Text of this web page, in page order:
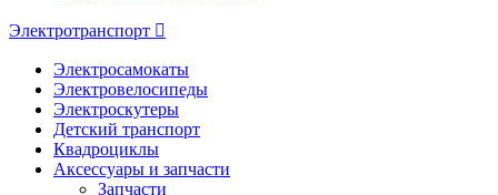
Электротранспорт
Электросамокаты
Электровелосипеды
Электроскутеры
Детский транспорт
Квадроциклы
Аксессуары и запчасти
Запчасти